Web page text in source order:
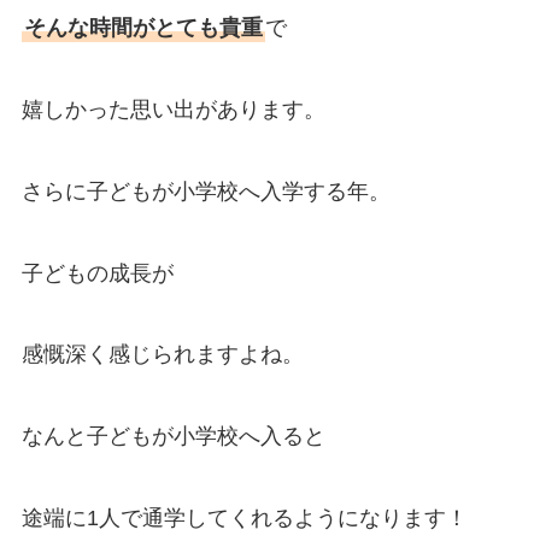
そんな時間がとても貴重で
嬉しかった思い出があります。
さらに子どもが小学校へ入学する年。
子どもの成長が
感慨深く感じられますよね。
なんと子どもが小学校へ入ると
途端に1人で通学してくれるようになります！